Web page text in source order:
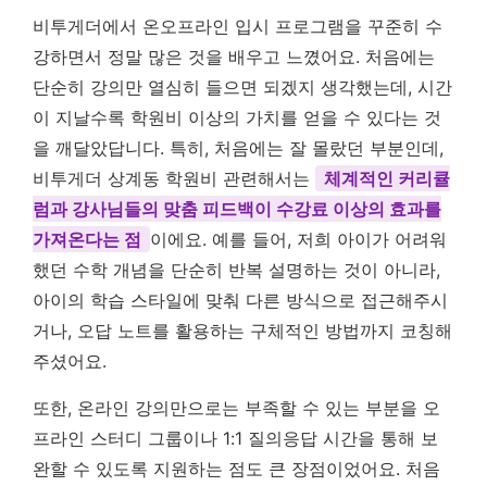
비투게더에서 온오프라인 입시 프로그램을 꾸준히 수
강하면서 정말 많은 것을 배우고 느꼈어요. 처음에는
단순히 강의만 열심히 들으면 되겠지 생각했는데, 시간
이 지날수록 학원비 이상의 가치를 얻을 수 있다는 것
을 깨달았답니다. 특히, 처음에는 잘 몰랐던 부분인데,
비투게더 상계동 학원비 관련해서는
체계적인 커리큘
럼과 강사님들의 맞춤 피드백이 수강료 이상의 효과를
가져온다는 점 이에요. 예를 들어, 저희 아이가 어려워
했던 수학 개념을 단순히 반복 설명하는 것이 아니라,
아이의 학습 스타일에 맞춰 다른 방식으로 접근해주시
거나, 오답 노트를 활용하는 구체적인 방법까지 코칭해
주셨어요.
또한, 온라인 강의만으로는 부족할 수 있는 부분을 오
프라인 스터디 그룹이나 1:1 질의응답 시간을 통해 보
완할 수 있도록 지원하는 점도 큰 장점이었어요. 처음